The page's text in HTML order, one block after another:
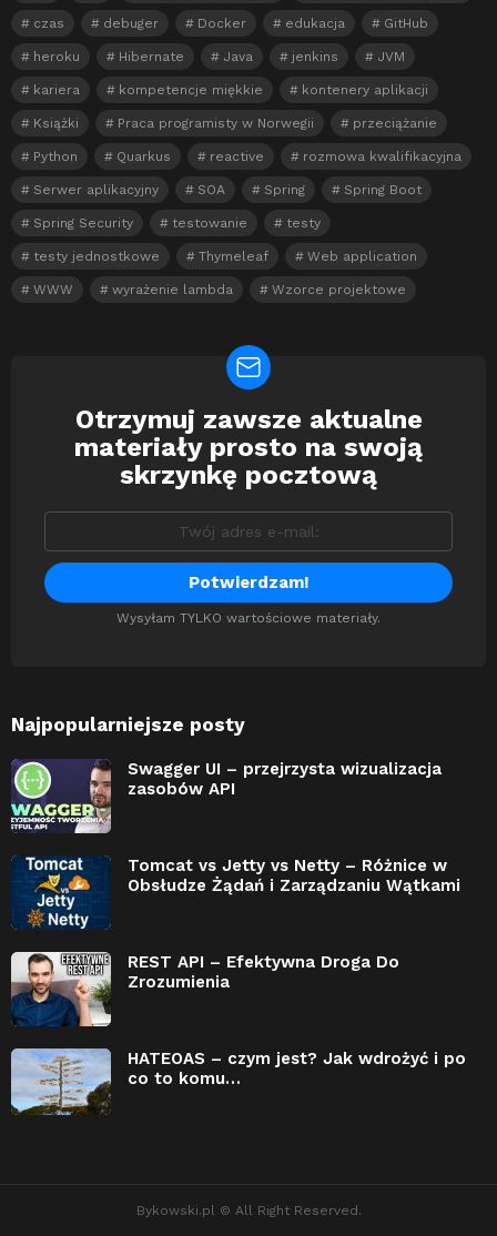
czas debuger Docker edukacja GitHub
heroku Hibernate Java jenkins JVM
kariera kompetencje miękkie kontenery aplikacji
Książki Praca programisty w Norwegii przeciążanie
Python Quarkus reactive rozmowa kwalifikacyjna
Serwer aplikacyjny SOA Spring Spring Boot
Spring Security testowanie testy
testy jednostkowe Thymeleaf Web application
WWW wyrażenie lambda Wzorce projektowe
Newsletter
Otrzymuj zawsze aktualne
materiały prosto na swoją
skrzynkę pocztową
Wysyłam TYLKO wartościowe materiały.
Najpopularniejsze posty
Swagger UI – przejrzysta wizualizacja
zasobów API
Tomcat vs Jetty vs Netty – Różnice w
Obsłudze Żądań i Zarządzaniu Wątkami
REST API – Efektywna Droga Do
Zrozumienia
HATEOAS – czym jest? Jak wdrożyć i po
co to komu…
Bykowski.pl © All Right Reserved.